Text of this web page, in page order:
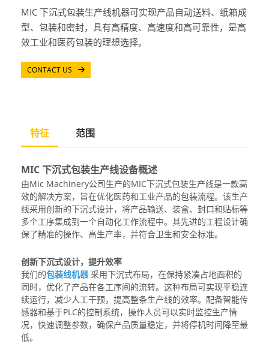
MIC 下沉式包装生产线机器可实现产品自动送料、纸箱成
型、包装和密封，具有高精度、高速度和高可靠性，是高
效工业和医药包装的理想选择。
CONTACT US
特征 范围
MIC 下沉式包装生产线设备概述
由Mic Machinery公司生产的MIC下沉式包装生产线是一款高
效的解决方案，旨在优化医药和工业产品的包装流程。该生产
线采用创新的下沉式设计，将产品输送、装盒、封口和贴标等
多个工序集成到一个自动化工作流程中。其先进的工程设计确
保了精准的操作、高生产率，并符合卫生和安全标准。
创新下沉式设计，提升效率
我们的包装线机器采用下沉式布局，在保持紧凑占地面积的
同时，优化了产品在各工序间的流转。这种布局可实现平稳连
续运行，减少人工干预，提高整条生产线的效率。配备智能传
感器和基于PLC的控制系统，操作人员可以实时监控生产情
况，快速调整参数，确保产品质量稳定，并将停机时间降至最
低。